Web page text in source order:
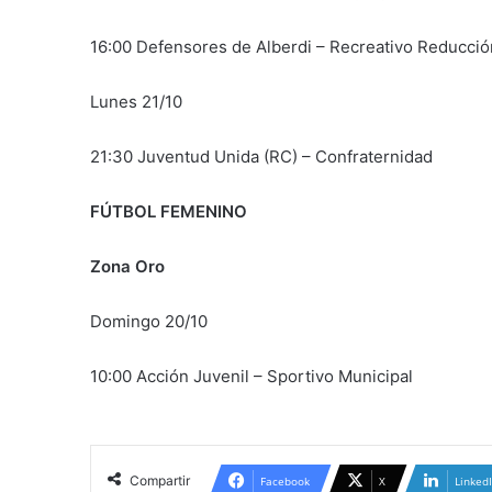
16:00 Defensores de Alberdi – Recreativo
Lunes 21/10
21:30 Juventud Unida (RC) – Confraternidad
FÚTBOL FEMENINO
Zona Oro
Domingo 20/10
10:00 Acción Juvenil – Sportivo Municipal
Compartir Facebook X